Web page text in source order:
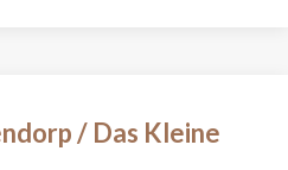
/ Das Kleine